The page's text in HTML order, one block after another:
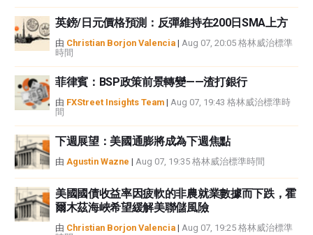
英鎊/日元價格預測：反彈維持在200日SMA上方
由 Christian Borjon Valencia | Aug 07, 20:05 格林威治標準
時間
菲律賓：BSP政策前景轉變——渣打銀行
由 FXStreet Insights Team | Aug 07, 19:43 格林威治標準時
間
下週展望：美國通膨將成為下週焦點
由 Agustin Wazne | Aug 07, 19:35 格林威治標準時間
美國國債收益率因疲軟的非農就業數據而下跌，霍
爾木茲海峽希望緩解美聯儲風險
由 Christian Borjon Valencia | Aug 07, 19:25 格林威治標準